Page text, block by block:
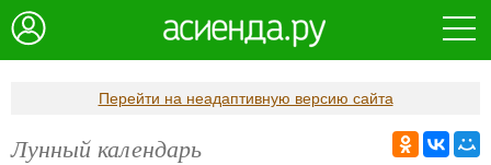
Перейти на неадаптивную версию сайта
Лунный календарь